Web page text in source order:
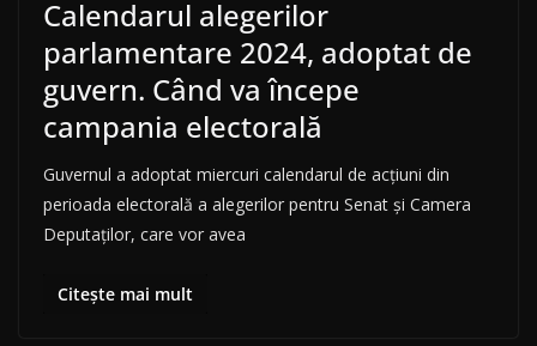
Calendarul alegerilor
parlamentare 2024, adoptat de
guvern. Când va începe
campania electorală
Guvernul a adoptat miercuri calendarul de acțiuni din
perioada electorală a alegerilor pentru Senat și Camera
Deputaților, care vor avea
Citește mai mult